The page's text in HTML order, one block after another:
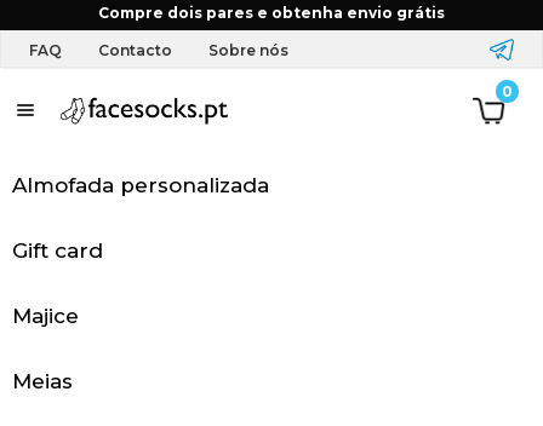
Compre dois pares e obtenha envio grátis
FAQ Contacto Sobre nós
0
FAQ
Posso encomendar meias com o logótipo
da minha empresa?
P
g
i
Almofada personalizada
Gift card
Majice
Meias